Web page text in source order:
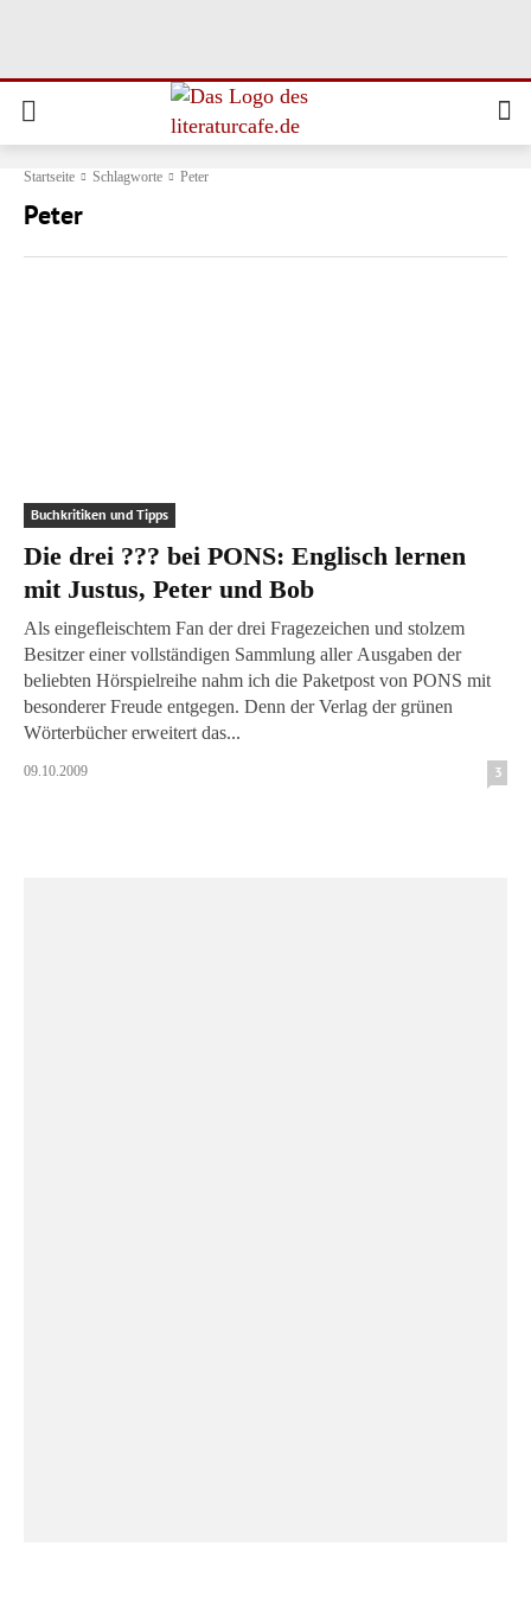
Startseite Schlagworte Peter
Peter
Buchkritiken und Tipps
Die drei ??? bei PONS: Englisch lernen
mit Justus, Peter und Bob
Als eingefleischtem Fan der drei Fragezeichen und stolzem
Besitzer einer vollständigen Sammlung aller Ausgaben der
beliebten Hörspielreihe nahm ich die Paketpost von PONS mit
besonderer Freude entgegen. Denn der Verlag der grünen
Wörterbücher erweitert das...
09.10.2009 3